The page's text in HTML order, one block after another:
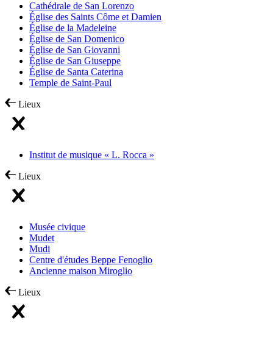
Cathédrale de San Lorenzo
Église des Saints Côme et Damien
Église de la Madeleine
Église de San Domenico
Église de San Giovanni
Église de San Giuseppe
Église de Santa Caterina
Temple de Saint-Paul
Lieux
Institut de musique « L. Rocca »
Lieux
Musée civique
Mudet
Mudi
Centre d'études Beppe Fenoglio
Ancienne maison Miroglio
Lieux